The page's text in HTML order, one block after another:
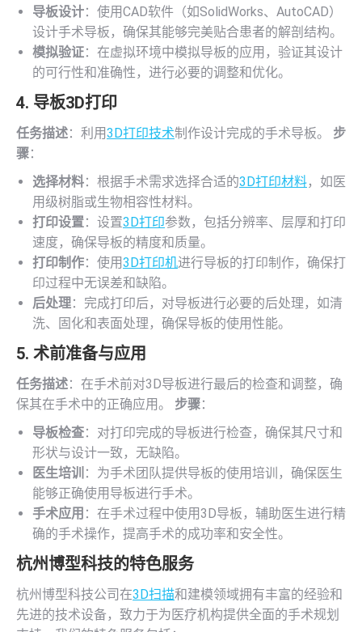
导板设计：使用CAD软件（如SolidWorks、AutoCAD）
设计手术导板，确保其能够完美贴合患者的解剖结构。
模拟验证：在虚拟环境中模拟导板的应用，验证其设计
的可行性和准确性，进行必要的调整和优化。
4. 导板3D打印
任务描述：利用3D打印技术制作设计完成的手术导板。 步
骤：
选择材料：根据手术需求选择合适的3D打印材料，如医
用级树脂或生物相容性材料。
打印设置：设置3D打印参数，包括分辨率、层厚和打印
速度，确保导板的精度和质量。
打印制作：使用3D打印机进行导板的打印制作，确保打
印过程中无误差和缺陷。
后处理：完成打印后，对导板进行必要的后处理，如清
洗、固化和表面处理，确保导板的使用性能。
5. 术前准备与应用
任务描述：在手术前对3D导板进行最后的检查和调整，确
保其在手术中的正确应用。 步骤：
导板检查：对打印完成的导板进行检查，确保其尺寸和
形状与设计一致，无缺陷。
医生培训 ：为手术团队提供导板的使用培训，确保医生
能够正确使用导板进行手术。
手术应用 ：在手术过程中使用3D导板，辅助医生进行精
确的手术操作，提高手术的成功率和安全性。
杭州博型科技的特色服务
杭州博型科技公司在3D扫描和建模领域拥有丰富的经验和
先进的技术设备，致力于为医疗机构提供全面的手术规划